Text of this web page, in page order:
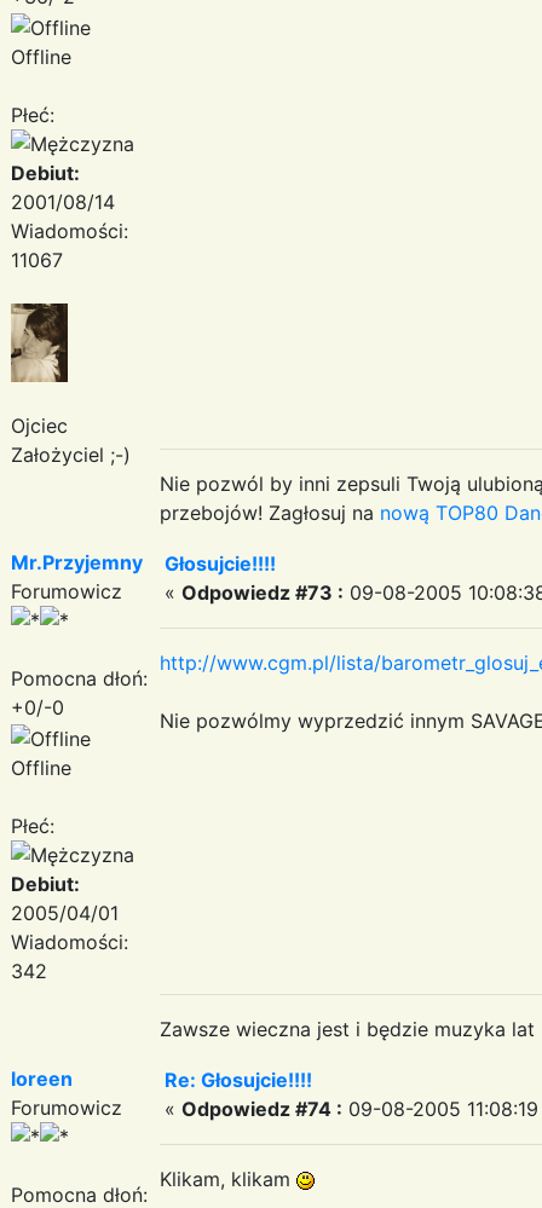
Offline
Płeć:
Debiut:
2001/08/14
Wiadomości:
11067
Ojciec
Założyciel ;-)
Nie pozwól by inni zepsuli Twoją
przebojów! Zagłosuj na nową TOP80
Mr.Przyjemny
Forumowicz
Pomocna dłoń:
+0/-0
Offline
Płeć:
Debiut:
2005/04/01
Wiadomości:
342
Głosujcie!!!!
« Odpowiedz #73 : 09-08-2005
http://www.cgm.pl/lista/
Nie pozwólmy wyprzedzić innym
Zawsze wieczna jest i będzie muzyka
loreen
Forumowicz
Pomocna dłoń:
Re: Głosujcie!!!!
« Odpowiedz #74 : 09-08-2005
Klikam, klikam